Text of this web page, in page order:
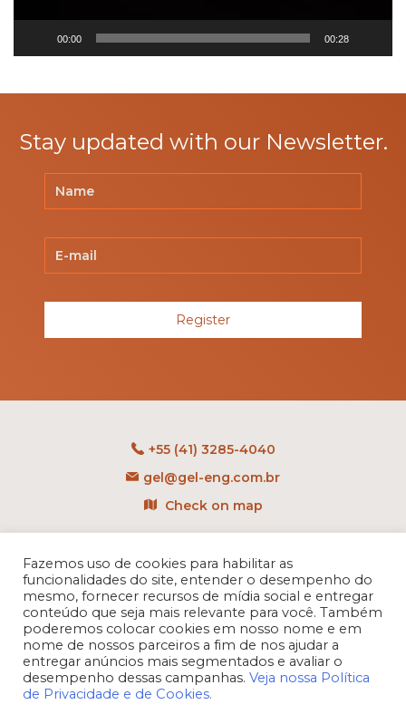
00:00 00:28
Stay updated with our Newsletter.
Register
+55 (41) 3285-4040
gel@gel-eng.com.br
Check on map
CEP: 81290-060 - CIC
Curitiba - PR - Brasil
Fazemos uso de cookies para habilitar as
funcionalidades do site, entender o desempenho do
mesmo, fornecer recursos de mídia social e entregar
conteúdo que seja mais relevante para você. Também
poderemos colocar cookies em nosso nome e em
nome de nossos parceiros a fim de nos ajudar a
entregar anúncios mais segmentados e avaliar o
desempenho dessas campanhas. Veja nossa Política
de Privacidade e de Cookies.